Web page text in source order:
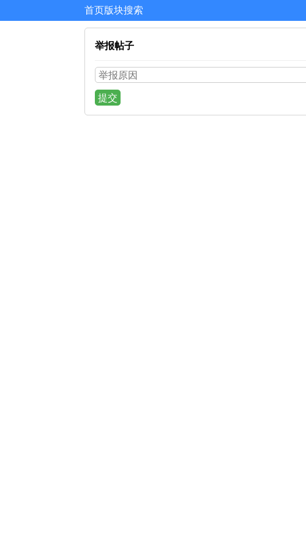
首页版块搜索
举报帖子
提交